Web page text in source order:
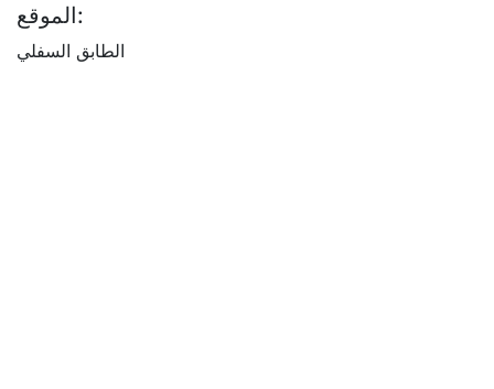
الموقع:
الطابق السفلي